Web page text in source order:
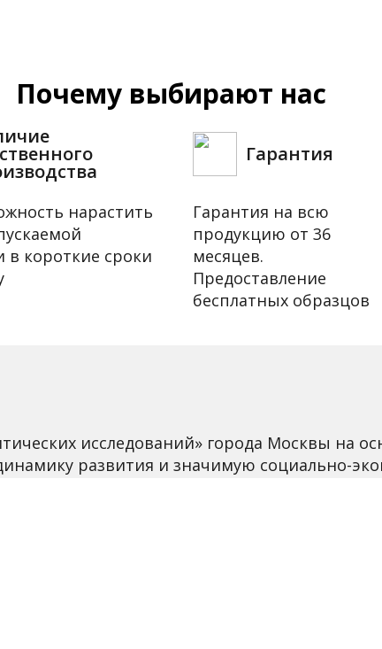
Почему выбирают нас
нарастить
в короткие сроки
Гарантия
Гарантия на всю
продукцию от 36
месяцев.
Предоставление
бесплатных образцов
исследований» города Москвы на
развития и значимую социально-